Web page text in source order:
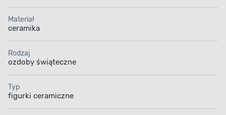
Materiał
ceramika
Rodzaj
ozdoby świąteczne
Typ
figurki ceramiczne